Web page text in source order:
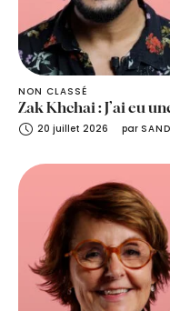
NON CLASSÉ
Zak Khchai : J’ai eu
20 juillet 2026 par